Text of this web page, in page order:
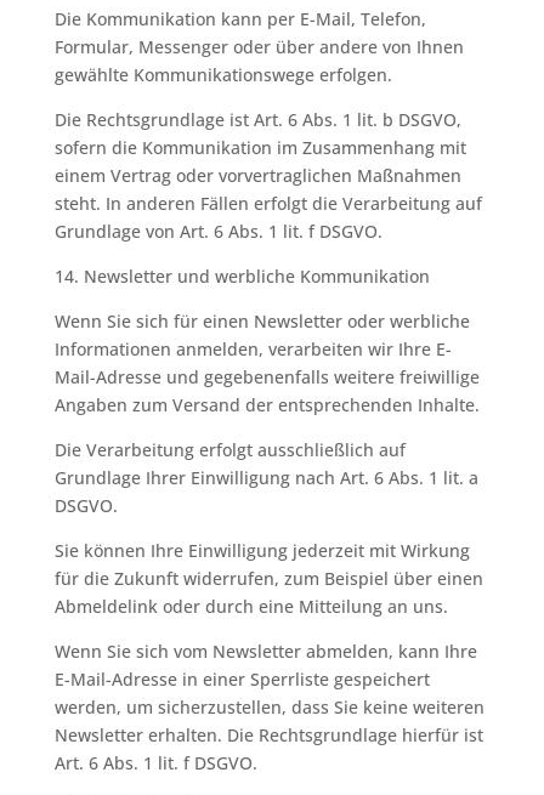
Die Kommunikation kann per E-Mail, Telefon,
Formular, Messenger oder über andere von Ihnen
gewählte Kommunikationswege erfolgen.
Die Rechtsgrundlage ist Art. 6 Abs. 1 lit. b DSGVO,
sofern die Kommunikation im Zusammenhang mit
einem Vertrag oder vorvertraglichen Maßnahmen
steht. In anderen Fällen erfolgt die Verarbeitung auf
Grundlage von Art. 6 Abs. 1 lit. f DSGVO.
14. Newsletter und werbliche Kommunikation
Wenn Sie sich für einen Newsletter oder werbliche
Informationen anmelden, verarbeiten wir Ihre E-
Mail-Adresse und gegebenenfalls weitere freiwillige
Angaben zum Versand der entsprechenden Inhalte.
Die Verarbeitung erfolgt ausschließlich auf
Grundlage Ihrer Einwilligung nach Art. 6 Abs. 1 lit. a
DSGVO.
Sie können Ihre Einwilligung jederzeit mit Wirkung
für die Zukunft widerrufen, zum Beispiel über einen
Abmeldelink oder durch eine Mitteilung an uns.
Wenn Sie sich vom Newsletter abmelden, kann Ihre
E-Mail-Adresse in einer Sperrliste gespeichert
werden, um sicherzustellen, dass Sie keine weiteren
Newsletter erhalten. Die Rechtsgrundlage hierfür ist
Art. 6 Abs. 1 lit. f DSGVO.